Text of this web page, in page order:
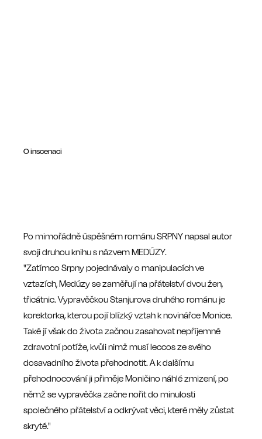
O inscenaci
Po mimořádně úspěšném románu SRPNY napsal autor
svoji druhou knihu s názvem MEDÚZY.
"Zatímco Srpny pojednávaly o manipulacích ve
vztazích, Medúzy se zaměřují na přátelství dvou žen,
třicátnic. Vypravěčkou Stanjurova druhého románu je
korektorka, kterou pojí blízký vztah k novinářce Monice.
Také jí však do života začnou zasahovat nepříjemné
zdravotní potíže, kvůli nimž musí leccos ze svého
dosavadního života přehodnotit. A k dalšímu
přehodnocování ji přiměje Moničino náhlé zmizení, po
němž se vypravěčka začne nořit do minulosti
společného přátelství a odkrývat věci, které měly zůstat
skryté."